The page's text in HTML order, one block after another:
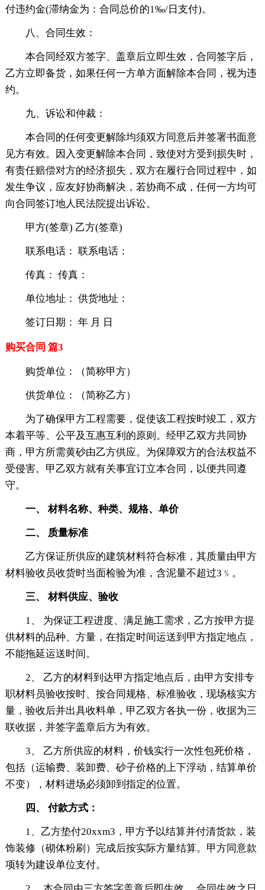
付违约金(滞纳金为：合同总价的1‰/日支付)。
八、合同生效：
本合同经双方签字、盖章后立即生效，合同签字后，
乙方立即备货，如果任何一方单方面解除本合同，视为违
约。
九、诉讼和仲裁：
本合同的任何变更解除均须双方同意后并签署书面意
见方有效。因入变更解除本合同，致使对方受到损失时，
有责任赔偿对方的经济损失，双方在履行合同过程中，如
发生争议，应友好协商解决，若协商不成，任何一方均可
向合同签订地人民法院提出诉讼。
甲方(签章) 乙方(签章)
联系电话： 联系电话：
传真： 传真：
单位地址： 供货地址：
签订日期： 年 月 日
购买合同 篇3
购货单位：（简称甲方）
供货单位：（简称乙方）
为了确保甲方工程需要，促使该工程按时竣工，双方
本着平等、公平及互惠互利的原则。经甲乙双方共同协
商，甲方所需黄砂由乙方供应。为保障双方的合法权益不
受侵害。甲乙双方就有关事宜订立本合同，以便共同遵
守。
一、 材料名称、种类、规格、单价
二、 质量标准
乙方保证所供应的建筑材料符合标准，其质量由甲方
材料验收员收货时当面检验为准，含泥量不超过3﹪。
三、 材料供应、验收
1、 为保证工程进度、满足施工需求，乙方按甲方提
供材料的品种、方量，在指定时间运送到甲方指定地点，
不能拖延运送时间。
2、 乙方的材料到达甲方指定地点后，由甲方安排专
职材料员验收按时、按合同规格、标准验收，现场核实方
量，验收后并出具收料单，甲乙双方各执一份，收据为三
联收据，并签字盖章后方为有效。
3、 乙方所供应的材料，价钱实行一次性包死价格，
包括（运输费、装卸费、砂子价格的上下浮动，结算单价
不变），材料进场必须卸到指定的位置。
四、 付款方式：
1、乙方垫付20xxm3，甲方予以结算并付清货款，装
饰装修（砌体粉刷）完成后按实际方量结算。甲方同意款
项转为建设单位支付。